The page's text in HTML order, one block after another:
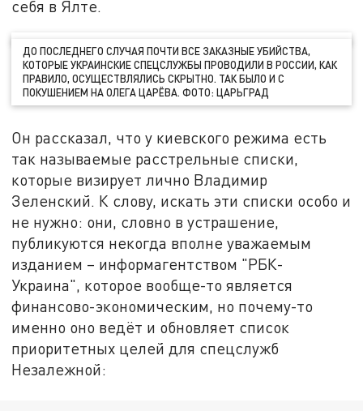
себя в Ялте.
ДО ПОСЛЕДНЕГО СЛУЧАЯ ПОЧТИ ВСЕ ЗАКАЗНЫЕ УБИЙСТВА,
КОТОРЫЕ УКРАИНСКИЕ СПЕЦСЛУЖБЫ ПРОВОДИЛИ В РОССИИ, КАК
ПРАВИЛО, ОСУЩЕСТВЛЯЛИСЬ СКРЫТНО. ТАК БЫЛО И С
ПОКУШЕНИЕМ НА ОЛЕГА ЦАРЁВА. ФОТО: ЦАРЬГРАД
Он рассказал, что у киевского режима есть
так называемые расстрельные списки,
которые визирует лично Владимир
Зеленский. К слову, искать эти списки особо и
не нужно: они, словно в устрашение,
публикуются некогда вполне уважаемым
изданием – информагентством "РБК-
Украина", которое вообще-то является
финансово-экономическим, но почему-то
именно оно ведёт и обновляет список
приоритетных целей для спецслужб
Незалежной: